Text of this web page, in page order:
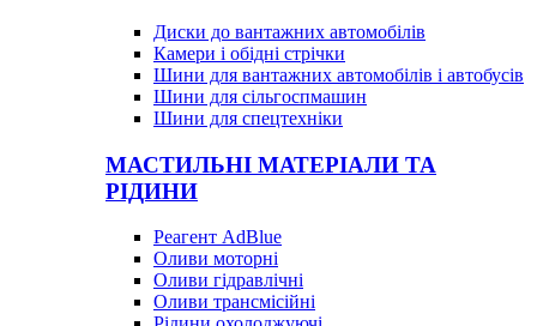
Диски до вантажних автомобілів
Камери і обідні стрічки
Шини для вантажних автомобілів і автобусів
Шини для сільгоспмашин
Шини для спецтехніки
МАСТИЛЬНІ МАТЕРІАЛИ ТА
РІДИНИ
Реагент AdBlue
Оливи моторні
Оливи гідравлічні
Оливи трансмісійні